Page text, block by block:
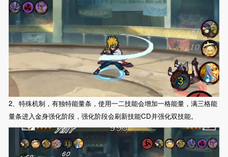
2、特殊机制，有独特能量条，使用一二技能会增加一格能量，满三格能
量条进入金身强化阶段，强化阶段会刷新技能CD并强化双技能。